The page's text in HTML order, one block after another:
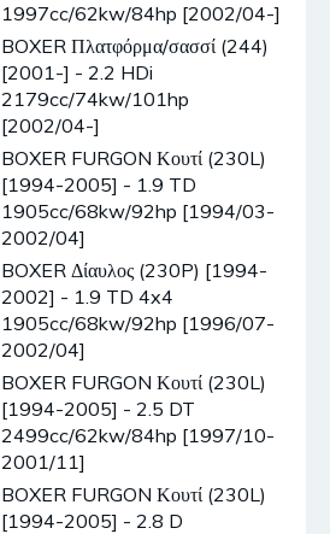
1997cc/62kw/84hp [2002/04-]
BOXER Πλατφόρμα/σασσί (244)
[2001-] - 2.2 HDi
2179cc/74kw/101hp
[2002/04-]
BOXER FURGON Κουτί (230L)
[1994-2005] - 1.9 TD
1905cc/68kw/92hp [1994/03-
2002/04]
BOXER Δίαυλος (230P) [1994-
2002] - 1.9 TD 4x4
1905cc/68kw/92hp [1996/07-
2002/04]
BOXER FURGON Κουτί (230L)
[1994-2005] - 2.5 DT
2499cc/62kw/84hp [1997/10-
2001/11]
BOXER FURGON Κουτί (230L)
[1994-2005] - 2.8 D